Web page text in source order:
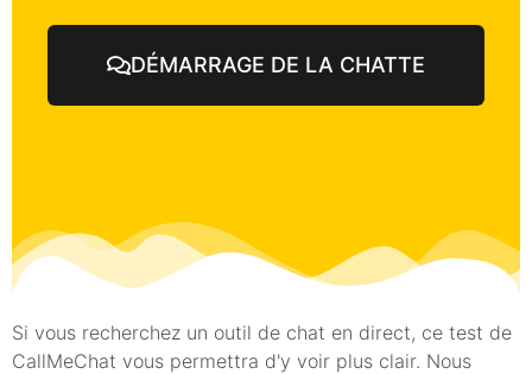
DÉMARRAGE DE LA CHATTE
Si vous recherchez un outil de chat en direct, ce test de
CallMeChat vous permettra d'y voir plus clair. Nous